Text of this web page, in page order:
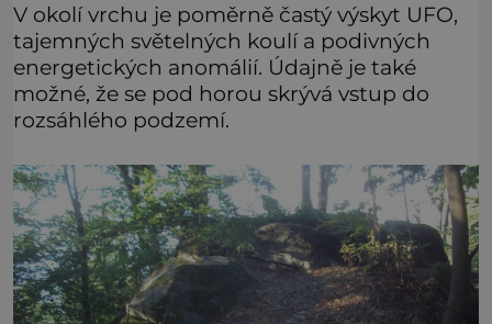
V okolí vrchu je poměrně častý výskyt UFO,
tajemných světelných koulí a podivných
energetických anomálií. Údajně je také
možné, že se pod horou skrývá vstup do
rozsáhlého podzemí.